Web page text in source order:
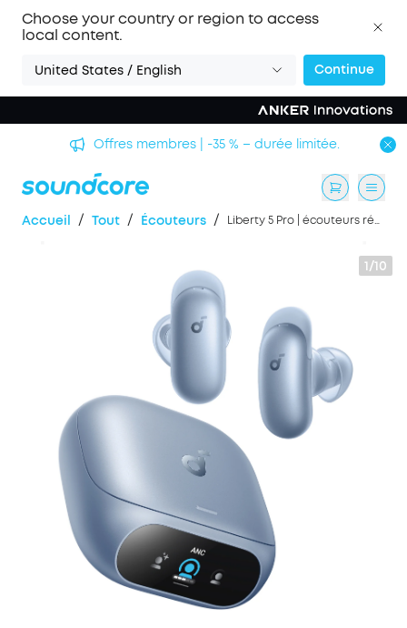
Choose your country or region to access
local content.
United States / English Continue
Offres membres | -35 % – durée limitée.
Accueil / Tout / Écouteurs / Liberty 5 Pro | écouteurs réduction de bruit, puce lA Thus™, ANC adaptative 360°
1/10